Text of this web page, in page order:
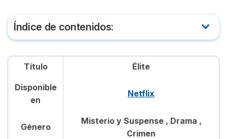
Índice de contenidos:
Dónde ver Élite
Reparto de Élite - Temporadas 1 a 5
Título Élite
Disponible
en
Netflix
Género
Misterio y Suspense , Drama ,
Crimen